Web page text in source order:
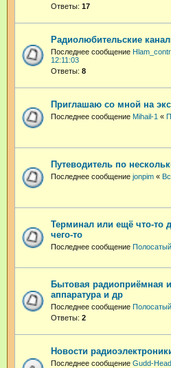
Ответы: 17
Радиолюбительские
Последнее сообщение
12:11:03
Ответы: 8
Приглашаю со мной на
Последнее сообщение Mihail-1 «
Путеводитель по
Последнее сообщение jonpim «
Терминал или ещё что-то
чего-то
Последнее сообщение Полосатый
Бытовая радиоприёмная
аппаратура и др
Последнее сообщение Полосатый
Ответы: 2
Новости
Последнее сообщение Gudd-Head